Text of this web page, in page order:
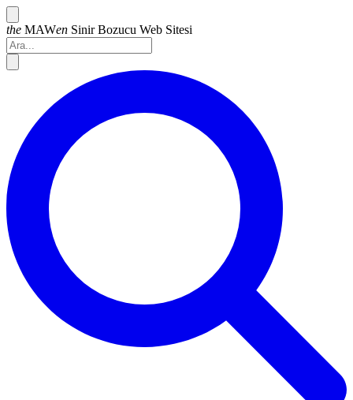
the MAWen Sinir Bozucu Web Sitesi